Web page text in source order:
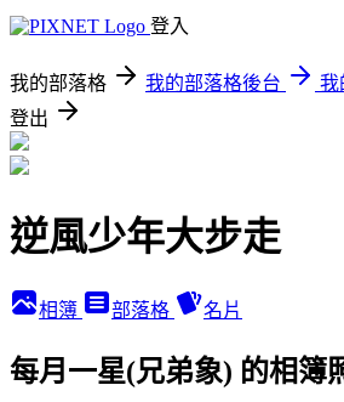
登入
我的部落格 我的部落格後台
我
登出
逆風少年大步走
相簿 部落格 名片
每月一星(兄弟象) 的相簿